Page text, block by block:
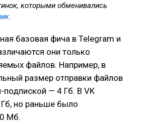
которыми обменивались
базовая фича в Telegram и
они только
файлов. Например, в
размер отправки файлов
подпиской — 4 Гб. В VK
но раньше было
Мб.